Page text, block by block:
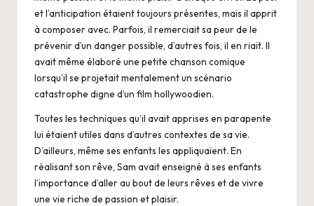
et l’anticipation étaient toujours présentes, mais il apprit
à composer avec. Parfois, il remerciait sa peur de le
prévenir d’un danger possible, d’autres fois, il en riait. Il
avait même élaboré une petite chanson comique
lorsqu’il se projetait mentalement un scénario
catastrophe digne d’un film hollywoodien.
Toutes les techniques qu’il avait apprises en parapente
lui étaient utiles dans d’autres contextes de sa vie.
D’ailleurs, même ses enfants les appliquaient. En
réalisant son rêve, Sam avait enseigné à ses enfants
l’importance d’aller au bout de leurs rêves et de vivre
une vie riche de passion et plaisir.